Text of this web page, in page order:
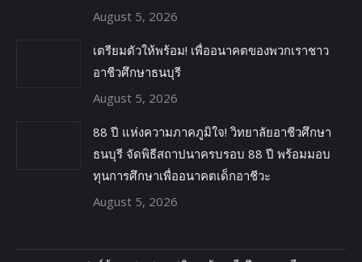
August 5, 2026
เตรียมตัวให้พร้อม! เพื่ออนาคตของพวกเราชาว
อาชีวศึกษาธนบุรี
August 5, 2026
88 ปี แห่งความภาคภูมิใจ! วิทยาลัยอาชีวศึกษา
ธนบุรี จัดพิธีสถาปนาครบรอบ 88 ปี พร้อมมอบ
ทุนการศึกษาเพื่ออนาคตเด็กอาชีวะ
August 5, 2026